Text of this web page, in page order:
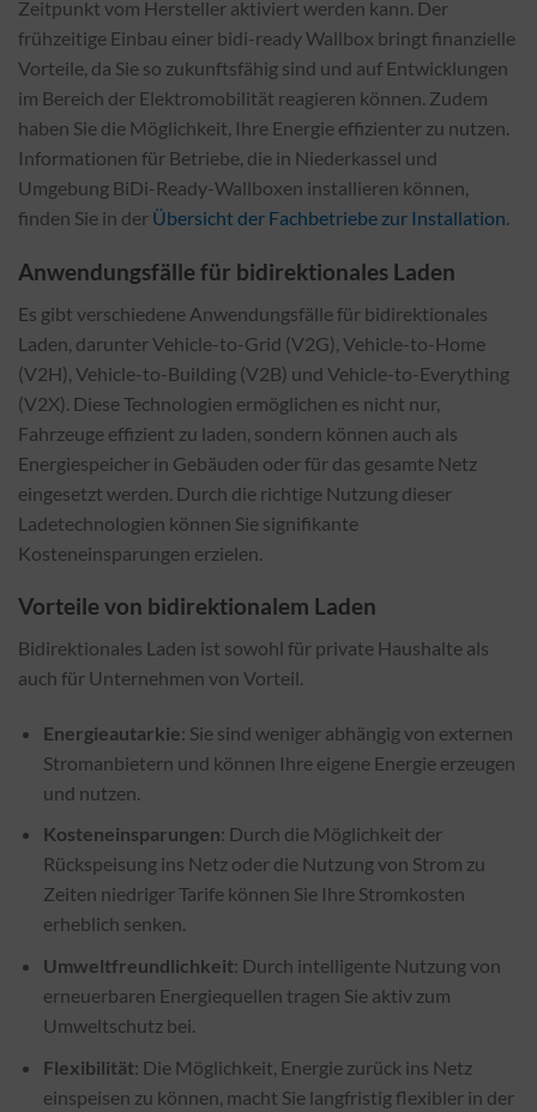
Zeitpunkt vom Hersteller aktiviert werden kann. Der
frühzeitige Einbau einer bidi-ready Wallbox bringt finanzielle
Vorteile, da Sie so zukunftsfähig sind und auf Entwicklungen
im Bereich der Elektromobilität reagieren können. Zudem
haben Sie die Möglichkeit, Ihre Energie effizienter zu nutzen.
Informationen für Betriebe, die in Niederkassel und
Umgebung BiDi-Ready-Wallboxen installieren können,
finden Sie in der Übersicht der Fachbetriebe zur Installation.
Anwendungsfälle für bidirektionales Laden
Es gibt verschiedene Anwendungsfälle für bidirektionales
Laden, darunter Vehicle-to-Grid (V2G), Vehicle-to-Home
(V2H), Vehicle-to-Building (V2B) und Vehicle-to-Everything
(V2X). Diese Technologien ermöglichen es nicht nur,
Fahrzeuge effizient zu laden, sondern können auch als
Energiespeicher in Gebäuden oder für das gesamte Netz
eingesetzt werden. Durch die richtige Nutzung dieser
Ladetechnologien können Sie signifikante
Kosteneinsparungen erzielen.
Vorteile von bidirektionalem Laden
Bidirektionales Laden ist sowohl für private Haushalte als
auch für Unternehmen von Vorteil.
Energieautarkie: Sie sind weniger abhängig von externen
Stromanbietern und können Ihre eigene Energie erzeugen
und nutzen.
Kosteneinsparungen: Durch die Möglichkeit der
Rückspeisung ins Netz oder die Nutzung von Strom zu
Zeiten niedriger Tarife können Sie Ihre Stromkosten
erheblich senken.
Umweltfreundlichkeit: Durch intelligente Nutzung von
erneuerbaren Energiequellen tragen Sie aktiv zum
Umweltschutz bei.
Flexibilität: Die Möglichkeit, Energie zurück ins Netz
einspeisen zu können, macht Sie langfristig flexibler in der